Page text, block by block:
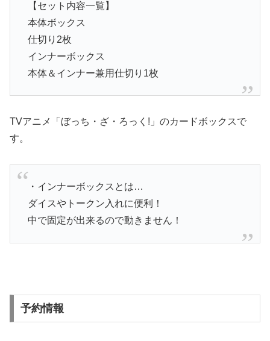
【セット内容一覧】
本体ボックス
仕切り2枚
インナーボックス
本体＆インナー兼用仕切り1枚
TVアニメ「ぼっち・ざ・ろっく!」のカードボックスで
す。
・インナーボックスとは…
ダイスやトークン入れに便利！
中で固定が出来るので動きません！
予約情報